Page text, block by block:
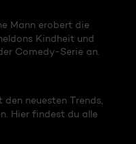
Mann erobert die
Kindheit und
Comedy-Serie an.
neuesten Trends,
Hier findest du alle